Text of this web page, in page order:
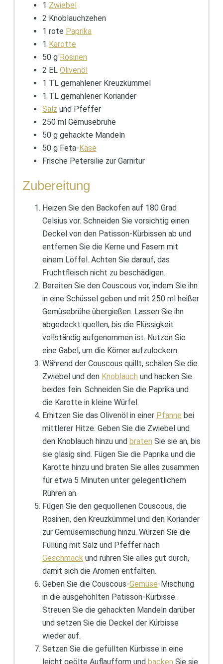
1 Zwiebel
2 Knoblauchzehen
1 rote Paprika
1 Karotte
50 g Rosinen
2 EL Olivenöl
1 TL gemahlener Kreuzkümmel
1 TL gemahlener Koriander
Salz und Pfeffer
250 ml Gemüsebrühe
50 g gehackte Mandeln
50 g Feta- Käse
Frische Petersilie zur Garnitur
Zubereitung
Heizen Sie den Backofen auf 180 Grad
Celsius vor. Schneiden Sie vorsichtig einen
Deckel von den Patisson-Kürbissen ab und
entfernen Sie die Kerne und Fasern mit
einem Löffel. Achten Sie darauf, das
Fruchtfleisch nicht zu beschädigen.
Bereiten Sie den Couscous vor, indem Sie ihn
in eine Schüssel geben und mit 250 ml heißer
Gemüsebrühe übergießen. Lassen Sie ihn
abgedeckt quellen, bis die Flüssigkeit
vollständig aufgenommen ist. Nutzen Sie
eine Gabel, um die Körner aufzulockern.
Während der Couscous quillt, schälen Sie die
Zwiebel und den Knoblauch und hacken Sie
beides fein. Schneiden Sie die Paprika und
die Karotte in kleine Würfel.
Erhitzen Sie das Olivenöl in einer Pfanne bei
mittlerer Hitze. Geben Sie die Zwiebel und
den Knoblauch hinzu und braten Sie sie an, bis
sie glasig sind. Fügen Sie die Paprika und die
Karotte hinzu und braten Sie alles zusammen
für etwa 5 Minuten unter gelegentlichem
Rühren an.
Fügen Sie den gequollenen Couscous, die
Rosinen, den Kreuzkümmel und den Koriander
zur Gemüsemischung hinzu. Würzen Sie die
Füllung mit Salz und Pfeffer nach
Geschmackund rühren Sie alles gut durch,
damit sich die Aromen entfalten.
Geben Sie die Couscous-Gemüse-Mischung
in die ausgehöhlten Patisson-Kürbisse.
Streuen Sie die gehackten Mandeln darüber
und setzen Sie die Deckel der Kürbisse
wieder auf.
Setzen Sie die gefüllten Kürbisse in eine
leicht geölte Auflaufform und backen Sie sie